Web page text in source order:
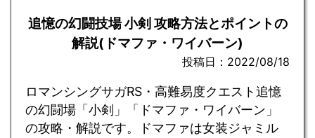
追憶の幻闘技場 小剣 攻略方法とポイントの
解説(ドマファ・ワイバーン)
投稿日：2022/08/18
ロマンシングサガRS・高難易度クエスト追憶
の幻闘場「小剣」「ドマファ・ワイバーン」
の攻略・解説です。ドマファは女装ジャミル